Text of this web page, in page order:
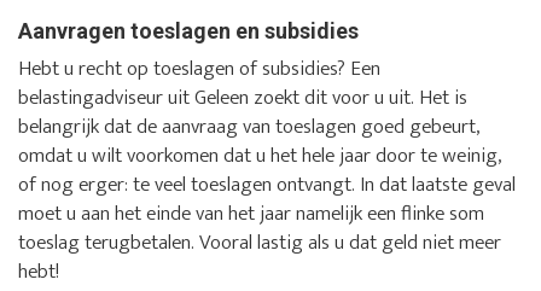
Aanvragen toeslagen en subsidies
Hebt u recht op toeslagen of subsidies? Een
belastingadviseur uit Geleen zoekt dit voor u uit. Het is
belangrijk dat de aanvraag van toeslagen goed gebeurt,
omdat u wilt voorkomen dat u het hele jaar door te weinig,
of nog erger: te veel toeslagen ontvangt. In dat laatste geval
moet u aan het einde van het jaar namelijk een flinke som
toeslag terugbetalen. Vooral lastig als u dat geld niet meer
hebt!